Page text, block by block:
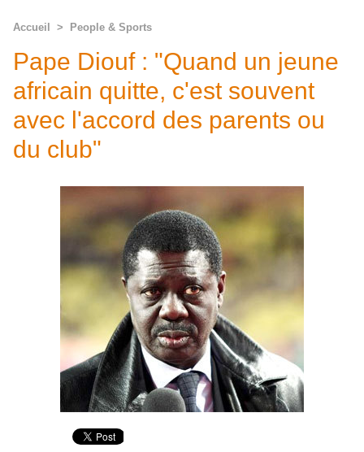
Accueil > People & Sports
Pape Diouf : "Quand un jeune
africain quitte, c'est souvent
avec l'accord des parents ou
du club"